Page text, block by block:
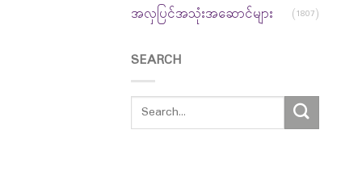
အလှပြင်အသုံးအဆောင်များ (1807)
SEARCH